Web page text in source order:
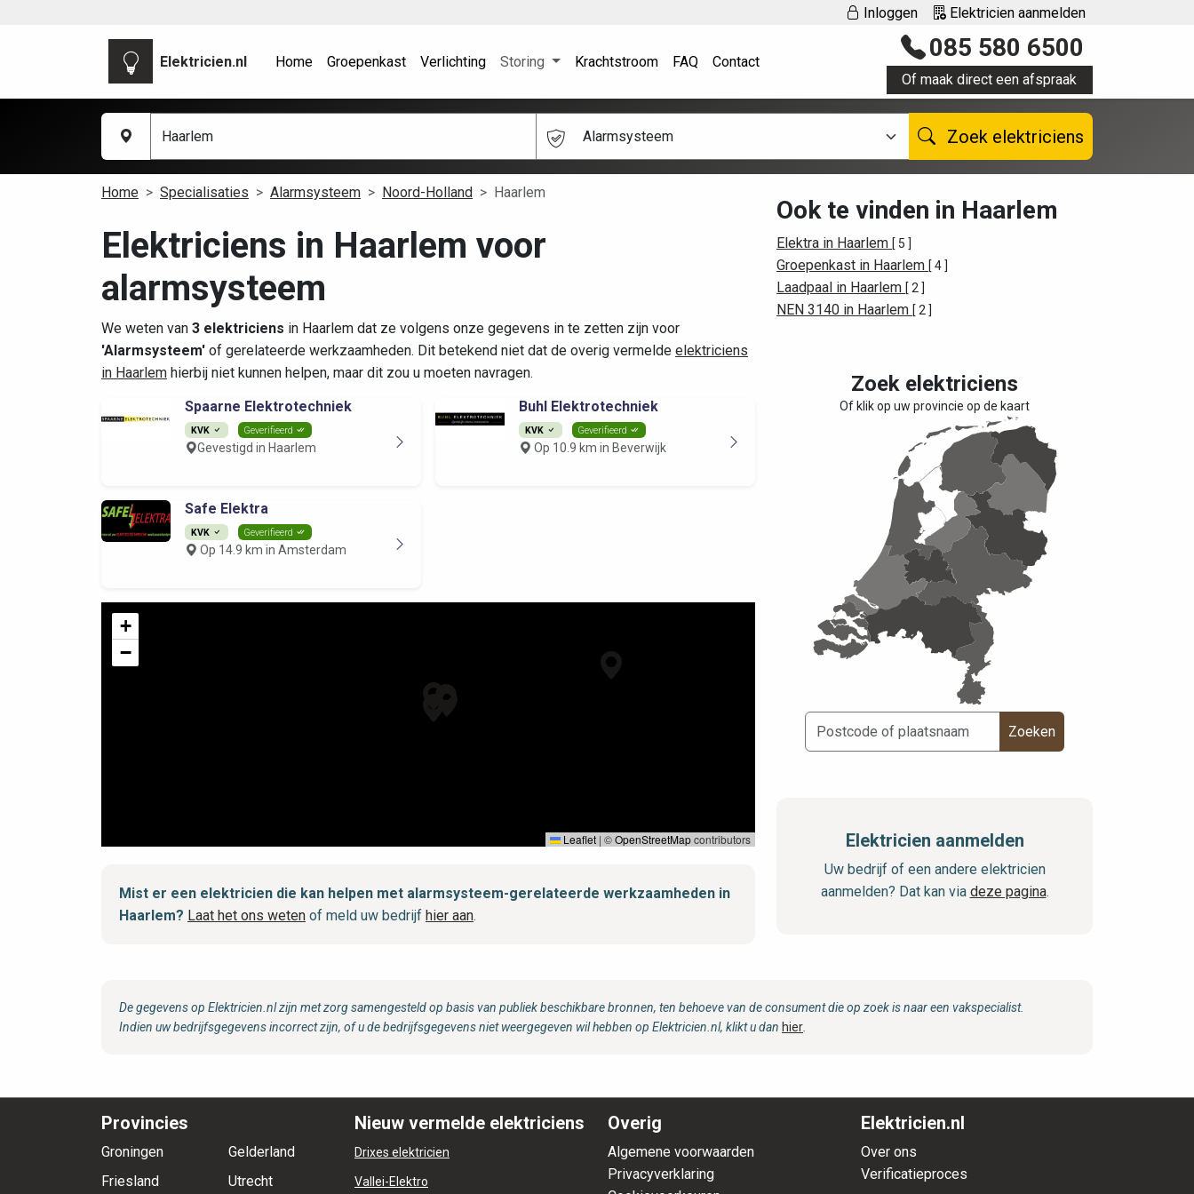
Inloggen Elektricien aanmelden
Elektricien.nl Home Groepenkast Verlichting Storing Krachtstroom FAQ Contact 085 580 6500
Of maak direct een afspraak
Alarmsysteem Zoek elektriciens
Home Specialisaties Alarmsysteem Noord-Holland Haarlem
Elektriciens in Haarlem voor
alarmsysteem
We weten van 3 elektriciens in Haarlem dat ze volgens onze gegevens in te zetten zijn voor
'Alarmsysteem' of gerelateerde werkzaamheden. Dit betekend niet dat de overig vermelde elektriciens
in Haarlem hierbij niet kunnen helpen, maar dit zou u moeten navragen.
Spaarne Elektrotechniek
KVK Geverifieerd
Gevestigd in Haarlem
Buhl Elektrotechniek
KVK Geverifieerd
Op 10.9 km in Beverwijk
Safe Elektra
KVK Geverifieerd
Op 14.9 km in Amsterdam
+
−
Leaflet | ©OpenStreetMapcontributors
Mist er een elektricien die kan helpen met alarmsysteem-gerelateerde werkzaamheden in
Haarlem? Laat het ons weten of meld uw bedrijf hier aan.
Ook te vinden in Haarlem
Elektra in Haarlem [ 5 ]
Groepenkast in Haarlem [ 4 ]
Laadpaal in Haarlem [ 2 ]
NEN 3140 in Haarlem [ 2 ]
Zoek elektriciens
Of klik op uw provincie op de kaart
Zoeken
Elektricien aanmelden
Uw bedrijf of een andere elektricien
aanmelden? Dat kan via deze pagina.
De gegevens op Elektricien.nl zijn met zorg samengesteld op basis van publiek beschikbare bronnen, ten behoeve van de consument die op zoek is naar een vakspecialist.
Indien uw bedrijfsgegevens incorrect zijn, of u de bedrijfsgegevens niet weergegeven wil hebben op Elektricien.nl, klikt u dan hier
Provincies
Groningen
Friesland
Gelderland
Utrecht
Nieuw vermelde elektriciens
Drixes elektricien
Vallei-Elektro
Overig
Algemene voorwaarden
Privacyverklaring
Elektricien.nl
Over ons
Verificatieproces